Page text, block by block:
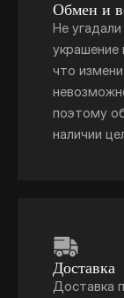
Обмен и
Не
украшение
что
поэтому
наличии
Доставка
Доставка